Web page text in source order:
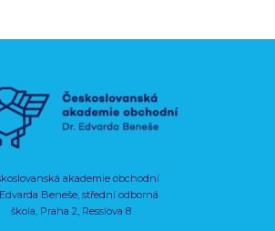
akademie obchodní
Beneše, střední odborná
škola, Praha 2, Resslova 8